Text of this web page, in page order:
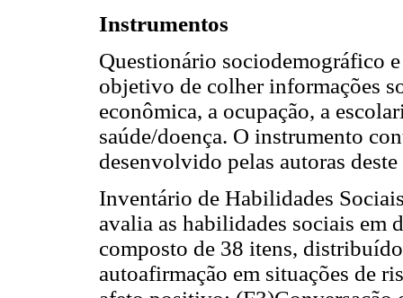
Instrumentos
Questionário sociodemográfico
objetivo de colher informações
econômica, a ocupação, a
saúde/doença. O instrumento
desenvolvido pelas autoras
Inventário de Habilidades
avalia as habilidades sociais em
composto de 38 itens,
autoafirmação em situações de